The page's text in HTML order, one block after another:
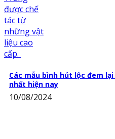
Các mẫu bình hút lộc đem
nhất hiện nay
10/08/2024